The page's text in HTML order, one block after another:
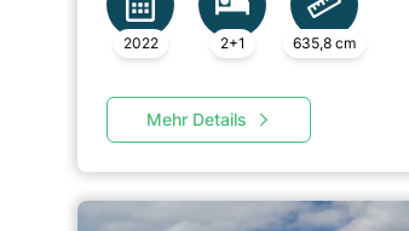
2022 2+1 635,8 cm
Mehr Details